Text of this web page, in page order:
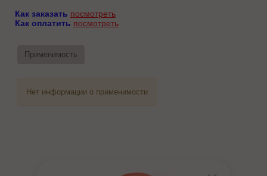
Как заказать посмотреть
Как оплатить посмотреть
Применимость
Нет информации о применимости